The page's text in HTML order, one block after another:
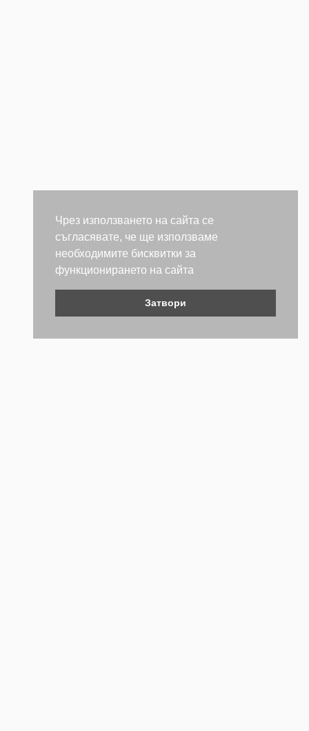
Чрез използването на сайта се
съгласявате, че ще използваме
необходимите бисквитки за
функционирането на сайта
Затвори